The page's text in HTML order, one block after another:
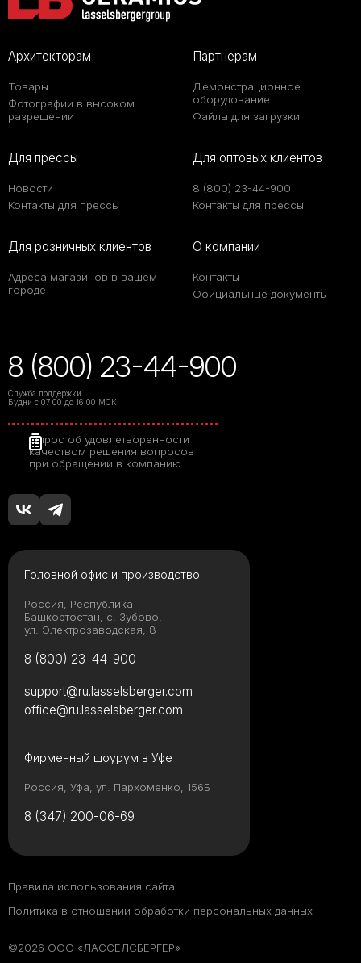
Архитекторам
Товары
Фотографии в высоком
разрешении
Партнерам
Демонстрационное
оборудование
Файлы для загрузки
Для прессы
Новости
Контакты для прессы
Для оптовых клиентов
8 (800) 23-44-900
Контакты для прессы
Для розничных клиентов
Адреса магазинов в вашем
городе
О компании
Контакты
Официальные документы
8 (800) 23-44-900
Служба поддержки
Будни с 07:00 до 16:00 МСК
Опрос об удовлетворенности
качеством решения вопросов
при обращении в компанию
Головной офис и производство
Россия, Республика
Башкортостан, с. Зубово,
ул. Электрозаводская, 8
8 (800) 23-44-900
Фирменный шоурум в Уфе
Россия, Уфа, ул. Пархоменко, 156Б
8 (347) 200-06-69
support@ru.lasselsberger.com
office@ru.lasselsberger.com
©2026 ООО «ЛАССЕЛСБЕРГЕР»
Правила использования сайта
Политика в отношении обработки персональных данных